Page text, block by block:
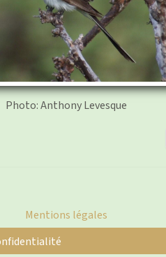
Photo: Anthony Levesque
Mentions légales